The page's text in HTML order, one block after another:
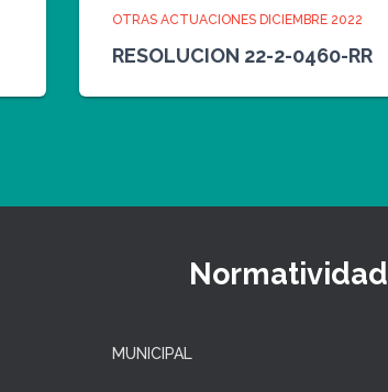
OTRAS ACTUACIONES DICIEMBRE 2022
RESOLUCION 22-2-0460-RR
Normatividad
MUNICIPAL